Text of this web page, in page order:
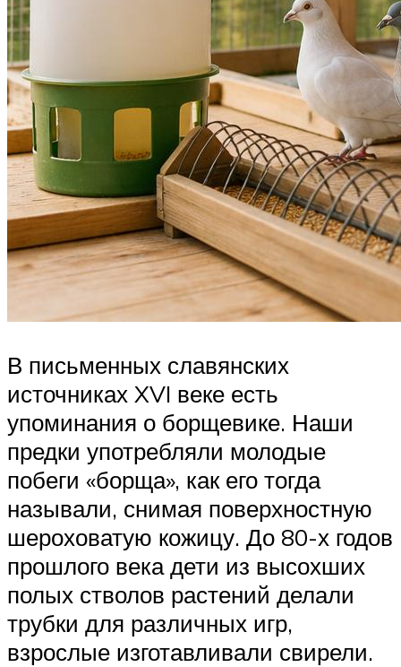
В письменных славянских
источниках XVI веке есть
упоминания о борщевике. Наши
предки употребляли молодые
побеги «борща», как его тогда
называли, снимая поверхностную
шероховатую кожицу. До 80-х годов
прошлого века дети из высохших
полых стволов растений делали
трубки для различных игр,
взрослые изготавливали свирели.